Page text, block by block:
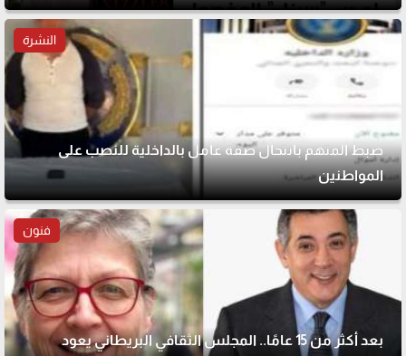
النشرة
ضبط المتهم بانتحال صفة عامل بالداخلية للنصب على
المواطنين
فنون
بعد أكثر من 15 عامًا.. المجلس الثقافي البريطاني يعود